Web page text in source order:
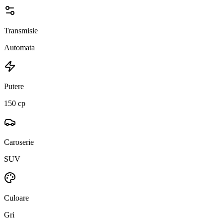
Transmisie
Automata
Putere
150 cp
Caroserie
SUV
Culoare
Gri